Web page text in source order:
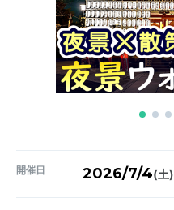
開催日 2026/7/4(土)